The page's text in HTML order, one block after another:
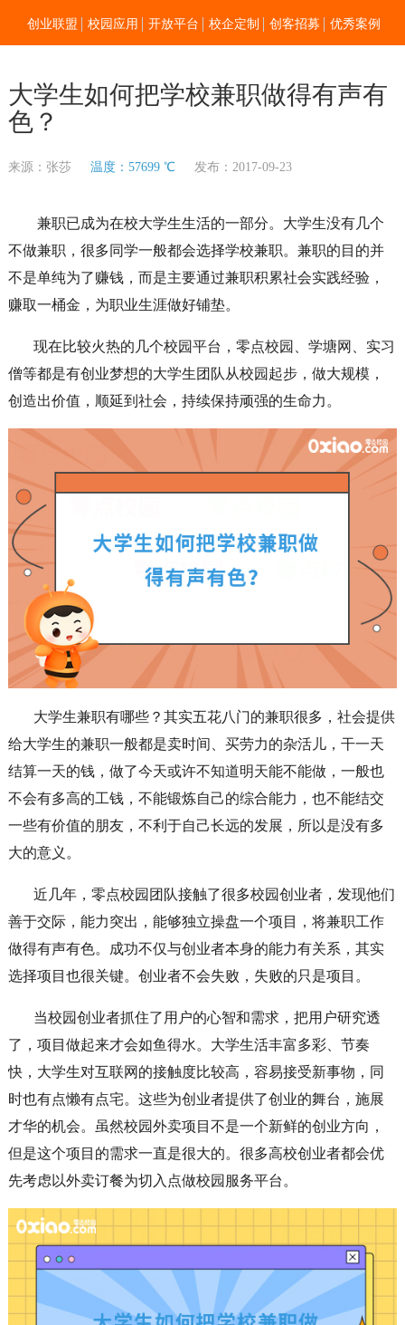
创业联盟 校园应用 开放平台 校企定制 创客招募 优秀案例
大学生如何把学校兼职做得有声有
色？
来源：张莎 温度：57699 ℃ 发布：2017-09-23
兼职已成为在校大学生生活的一部分。大学生没有几个
不做兼职，很多同学一般都会选择学校兼职。兼职的目的并
不是单纯为了赚钱，而是主要通过兼职积累社会实践经验，
赚取一桶金，为职业生涯做好铺垫。
现在比较火热的几个校园平台，零点校园、学塘网、实习
僧等都是有创业梦想的大学生团队从校园起步，做大规模，
创造出价值，顺延到社会，持续保持顽强的生命力。
大学生兼职有哪些？其实五花八门的兼职很多，社会提供
给大学生的兼职一般都是卖时间、买劳力的杂活儿，干一天
结算一天的钱，做了今天或许不知道明天能不能做，一般也
不会有多高的工钱，不能锻炼自己的综合能力，也不能结交
一些有价值的朋友，不利于自己长远的发展，所以是没有多
大的意义。
近几年，零点校园团队接触了很多校园创业者，发现他们
善于交际，能力突出，能够独立操盘一个项目，将兼职工作
做得有声有色。成功不仅与创业者本身的能力有关系，其实
选择项目也很关键。创业者不会失败，失败的只是项目。
当校园创业者抓住了用户的心智和需求，把用户研究透
了，项目做起来才会如鱼得水。大学生活丰富多彩、节奏
快，大学生对互联网的接触度比较高，容易接受新事物，同
时也有点懒有点宅。这些为创业者提供了创业的舞台，施展
才华的机会。虽然校园外卖项目不是一个新鲜的创业方向，
但是这个项目的需求一直是很大的。很多高校创业者都会优
先考虑以外卖订餐为切入点做校园服务平台。